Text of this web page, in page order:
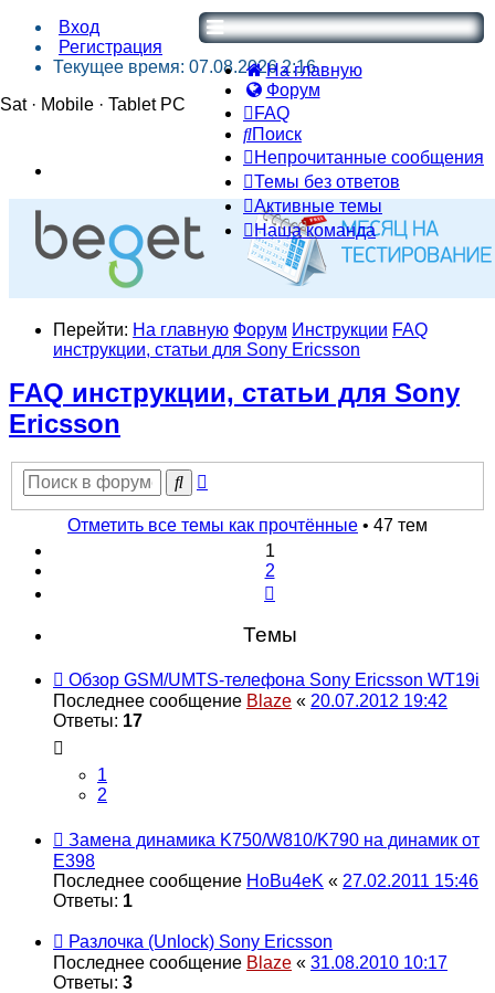
На главную
Форум
FAQ
Поиск
Непрочитанные сообщения
Темы без ответов
Активные темы
Наша команда
Вход
Регистрация
Текущее время: 07.08.2026 2:16
Sat · Mobile · Tablet PC
Перейти: На главную Форум Инструкции FAQ
инструкции, статьи для Sony Ericsson
FAQ инструкции, статьи для Sony
Ericsson
Поиск
Отметить все темы как прочтённые • 47 тем
1
2
Темы
Обзор GSM/UMTS-телефона Sony Ericsson WT19i
Последнее сообщение Blaze « 20.07.2012 19:42
Ответы: 17
1
2
Замена динамика K750/W810/K790 на динамик от
E398
Последнее сообщение HoBu4eK « 27.02.2011 15:46
Ответы: 1
Разлочка (Unlock) Sony Ericsson
Последнее сообщение Blaze « 31.08.2010 10:17
Ответы: 3